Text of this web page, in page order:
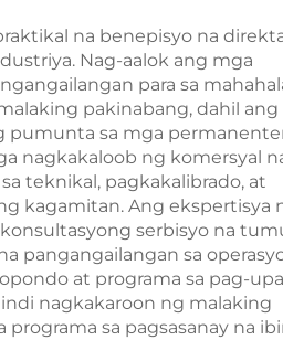
na benepisyo na
Nag-aalok ang mga
para sa
pakinabang, dahil ang
pumunta sa mga
nagkakaloob ng komersyal
teknikal, pagkakalibrado, at
kagamitan. Ang ekspertisya
serbisyo na
pangangailangan sa
at programa sa pag-
nagkakaroon ng malaking
sa pagsasanay na